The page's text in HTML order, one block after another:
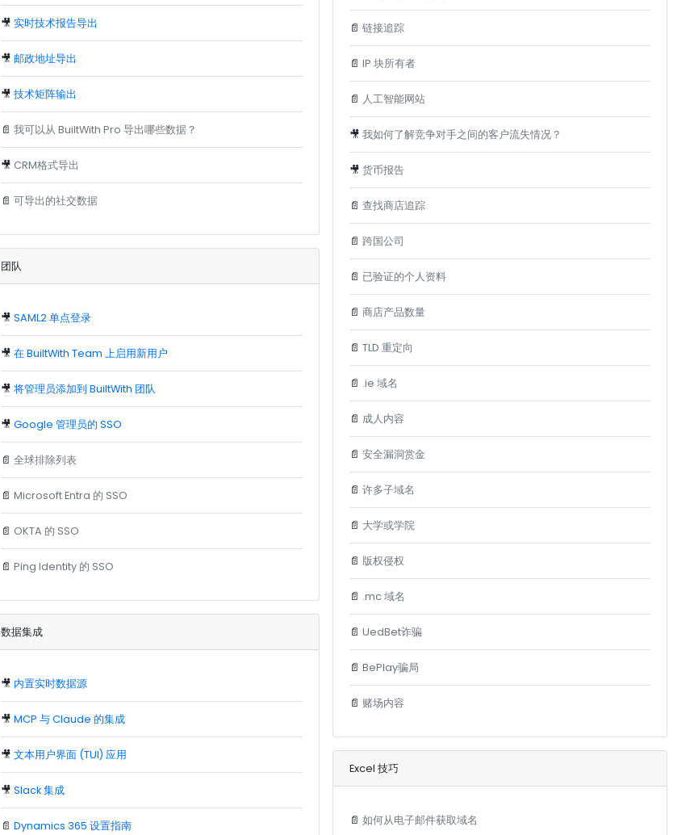
🎥实时技术报告导出
🎥邮政地址导出
🎥技术矩阵输出
📄我可以从 BuiltWith Pro 导出哪些数据？
🎥 CRM格式导出
📄可导出的社交数据
团队
🎥SAML2 单点登录
🎥在 BuiltWith Team 上启用新用户
🎥将管理员添加到 BuiltWith 团队
🎥Google 管理员的 SSO
📄全球排除列表
📄Microsoft Entra 的 SSO
📄 OKTA 的 SSO
📄Ping Identity 的 SSO
数据集成
🎥 内置实时数据源
🎥MCP 与 Claude 的集成
🎥文本用户界面 (TUI) 应用
🎥Slack 集成
📄Dynamics 365 设置指南
📄 链接追踪
📄 IP 块所有者
📄 人工智能网站
🎥 我如何了解竞争对手之间的客户流失情况？
🎥 货币报告
📄 查找商店追踪
📄 跨国公司
📄 已验证的个人资料
📄 商店产品数量
📄 TLD 重定向
📄 .ie 域名
📄 成人内容
📄 安全漏洞赏金
📄 许多子域名
📄 大学或学院
📄 版权侵权
📄 .mc 域名
📄 UedBet诈骗
📄 BePlay骗局
📄 赌场内容
Excel 技巧
📄 如何从电子邮件获取域名